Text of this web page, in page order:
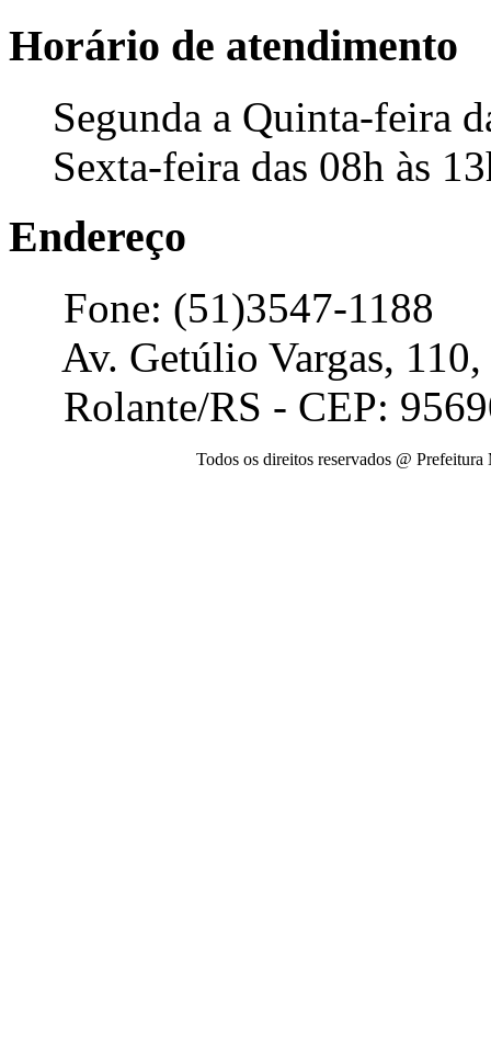
Horário de atendimento
Segunda a Quinta-feira
Sexta-feira das 08h às
Endereço
Fone: (51)3547-1188
Av. Getúlio Vargas, 110,
Rolante/RS - CEP:
Todos os direitos reservados @